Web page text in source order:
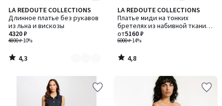
LA REDOUTE COLLECTIONS
Длинное платье без рукавов
из льна и вискозы
4800 ₽-10%
4320 ₽
4,3
/ 5
Количество
цветов:
2
4,3
/
LA REDOUTE COLLECTIONS
Платье миди на тонких
бретелях из набивной ткани с
цветочным ресунком
6000 ₽-14%
от5160 ₽
4,8
/ 5
4,8
/